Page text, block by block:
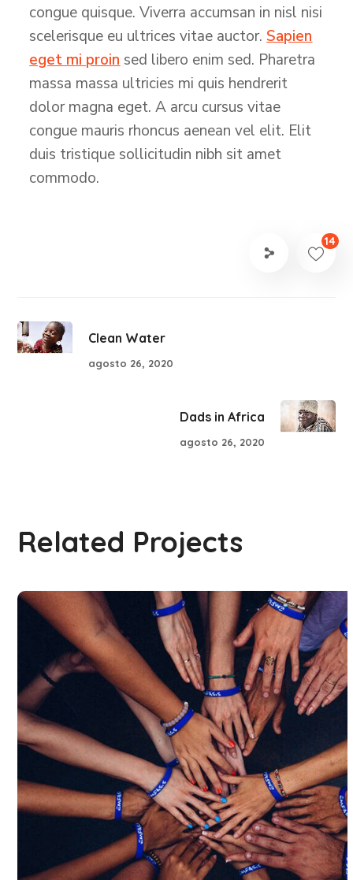
congue quisque. Viverra accumsan in nisl nisi
scelerisque eu ultrices vitae auctor.Sapien
eget mi proin sed libero enim sed. Pharetra
massa massa ultricies mi quis hendrerit
dolor magna eget. A arcu cursus vitae
congue mauris rhoncus aenean vel elit. Elit
duis tristique sollicitudin nibh sit amet
commodo.
14
Clean Water
agosto 26, 2020
Dads in Africa
agosto 26, 2020
Related Projects